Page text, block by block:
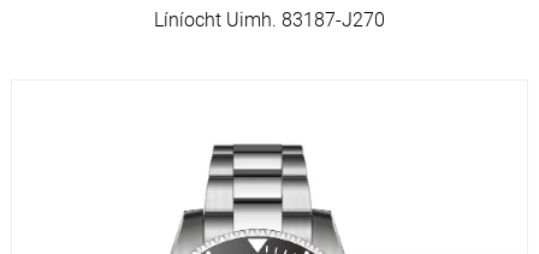
Líníocht Uimh. 83187-J270